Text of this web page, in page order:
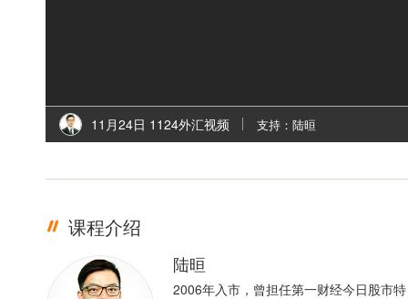
11月24日 1124外汇视频 支持：陆晅
课程介绍
陆晅
2006年入市，曾担任第一财经今日股市特